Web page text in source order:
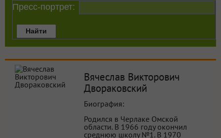
Пресс-портрет:
Вячеслав Викторович
Двораковский
Биография:
Родился в Черлаке Омской
области. В 1966 году окончил
среднюю школу №1. В 1970